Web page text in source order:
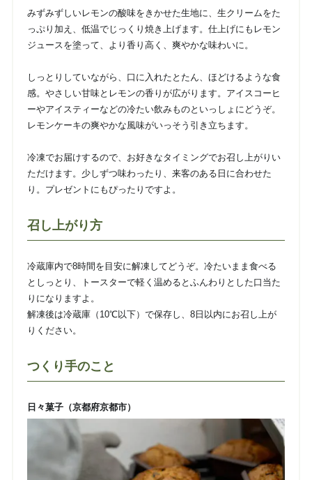
みずみずしいレモンの酸味をきかせた生地に、生クリームをた
っぷり加え、低温でじっくり焼き上げます。仕上げにもレモン
ジュースを塗って、より香り高く、爽やかな味わいに。
しっとりしていながら、口に入れたとたん、ほどけるような食
感。やさしい甘味とレモンの香りが広がります。アイスコーヒ
ーやアイスティーなどの冷たい飲みものといっしょにどうぞ。
レモンケーキの爽やかな風味がいっそう引き立ちます。
冷凍でお届けするので、お好きなタイミングでお召し上がりい
ただけます。少しずつ味わったり、来客のある日に合わせた
り。プレゼントにもぴったりですよ。
召し上がり方
冷蔵庫内で8時間を目安に解凍してどうぞ。冷たいまま食べる
としっとり、トースターで軽く温めるとふんわりとした口当た
りになりますよ。
解凍後は冷蔵庫（10℃以下）で保存し、8日以内にお召し上が
りください。
つくり手のこと
日々菓子（京都府京都市）